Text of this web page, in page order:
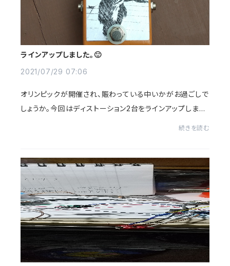
ラインアップしました。🙂
2021/07/29 07:06
オリンピックが開催され、賑わっている中いかがお過ごしで
しょうか。今回はディストーション2台をラインアップしまし
た。🙂まずモデルチェンジ版のDUCHS-TORTION(DIST
続きを読む